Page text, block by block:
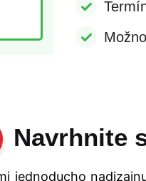
Navrhnite
jednoducho